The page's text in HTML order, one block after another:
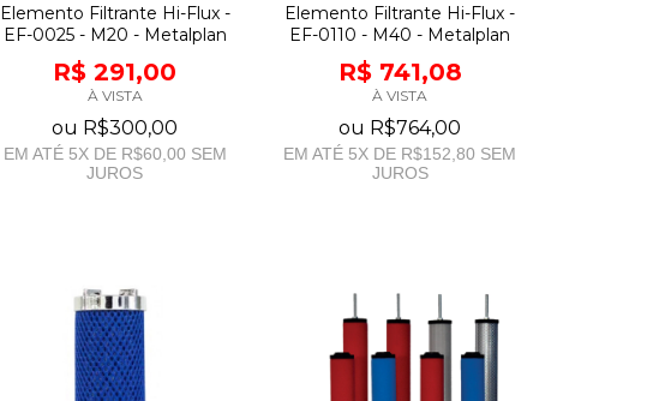
Elemento Filtrante Hi-Flux -
EF-0025 - M20 - Metalplan
R$ 291,00
À VISTA
ou R$300,00
EM ATÉ 5X DE R$60,00 SEM
JUROS
Elemento Filtrante Hi-Flux -
EF-0110 - M40 - Metalplan
R$ 741,08
À VISTA
ou R$764,00
EM ATÉ 5X DE R$152,80 SEM
JUROS